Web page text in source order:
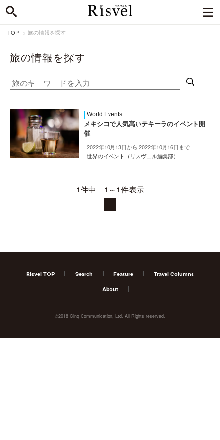
TOP 旅の情報を探す
旅の情報を探す
World Events
メキシコで人気高いテキーラのイベント開
催
2022年10月13日から 2022年10月16日まで
世界のイベント（リスヴェル編集部）
1件中 1～1件表示
1
Risvel TOP Search Feature Travel Columns
About
©2018 Cinq Communication, Ltd. All Rights reserved.